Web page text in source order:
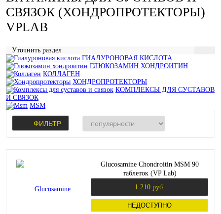
СВЯЗОК (ХОНДРОПРОТЕКТОРЫ)
VPLAB
Уточнить раздел
ГИАЛУРОНОВАЯ КИСЛОТА
ГЛЮКОЗАМИН ХОНДРОИТИН
КОЛЛАГЕН
ХОНДРОПРОТЕКТОРЫ
КОМПЛЕКСЫ ДЛЯ СУСТАВОВ
И СВЯЗОК
MSM
ФИЛЬТР
Glucosamine Chondroitin MSM 90
таблеток (VP Lab)
1 210 руб.
НЕДОСТУПНО